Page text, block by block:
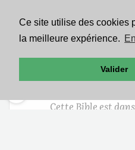
Ce site utilise des cookies
la meilleure expérience.
Valider
46Et ceux-ci iront
éternel, mais les
éternelle.
Cette Bible est